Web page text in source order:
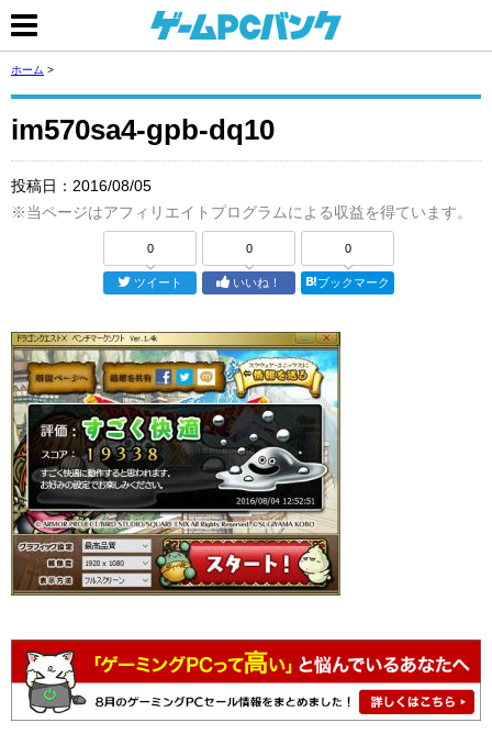
ホーム >
im570sa4-gpb-dq10
投稿日： 2016/08/05
※当ページはアフィリエイトプログラムによる収益を得ています。
0
ツイート
0
いいね！
0
ブックマーク